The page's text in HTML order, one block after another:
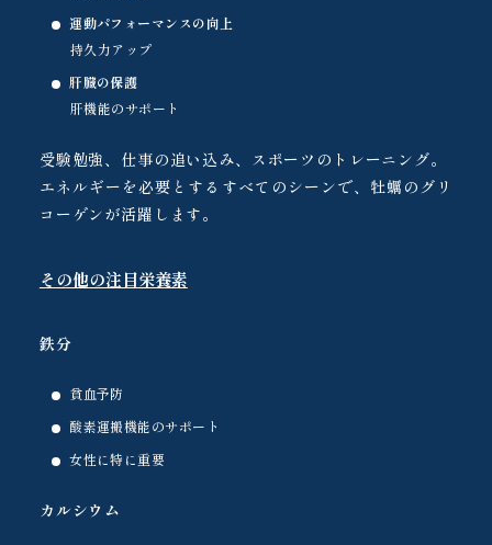
運動パフォーマンスの向上
持久力アップ
肝臓の保護
肝機能のサポート
受験勉強、仕事の追い込み、スポーツのトレーニング。
エネルギーを必要とするすべてのシーンで、牡蠣のグリ
コーゲンが活躍します。
その他の注目栄養素
鉄分
貧血予防
酸素運搬機能のサポート
女性に特に重要
カルシウム